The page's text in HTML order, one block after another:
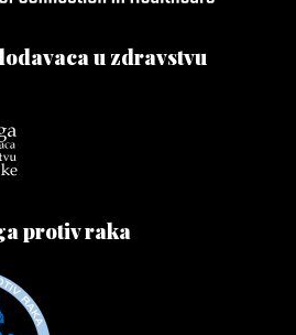
u zdravstvu
protiv raka